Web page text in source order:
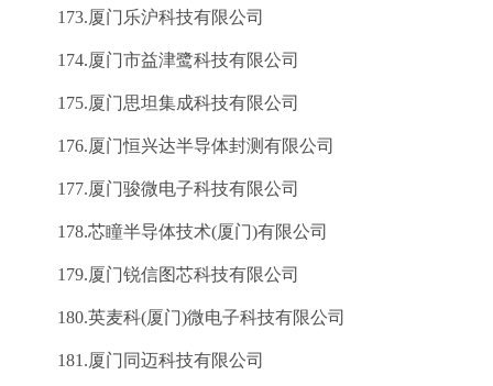
173.厦门乐沪科技有限公司
174.厦门市益津鹭科技有限公司
175.厦门思坦集成科技有限公司
176.厦门恒兴达半导体封测有限公司
177.厦门骏微电子科技有限公司
178.芯瞳半导体技术(厦门)有限公司
179.厦门锐信图芯科技有限公司
180.英麦科(厦门)微电子科技有限公司
181.厦门同迈科技有限公司